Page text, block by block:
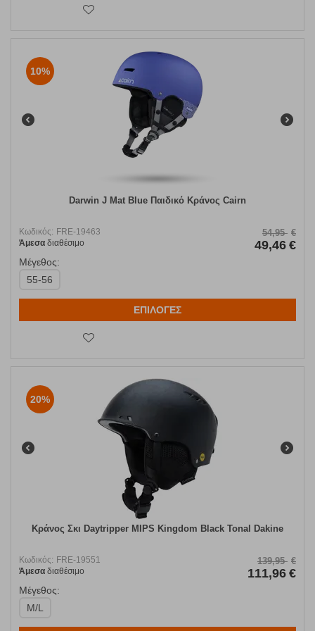
10%
Darwin J Mat Blue Παιδικό Κράνος Cairn
Κωδικός: FRE-19463
Άμεσα διαθέσιμο
54,95 €
49,46 €
Μέγεθος:
55-56
ΕΠΙΛΟΓΕΣ
20%
Κράνος Σκι Daytripper MIPS Kingdom Black Tonal Dakine
Κωδικός: FRE-19551
Άμεσα διαθέσιμο
139,95 €
111,96 €
Μέγεθος:
M/L